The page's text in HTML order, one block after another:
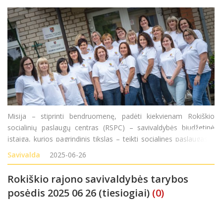
Misija – stiprinti bendruomenę, padėti kiekvienam Rokiškio
socialinių paslaugų centras (RSPC) – savivaldybės biudžetinė
įstaiga, kurios pagrindinis tikslas – teikti socialines paslaugas ir
padėti rajono gyventojams išvengti socialinės rizikos, ugdyti
gebėjimą savar
Savivalda 2025-06-26
Rokiškio rajono savivaldybės tarybos
posėdis 2025 06 26 (tiesiogiai) (0)